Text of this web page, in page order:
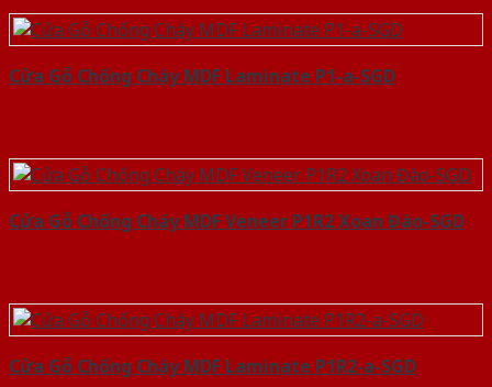
Cửa Gỗ Chống Cháy MDF Laminate P1-a-SGD
Cửa Gỗ Chống Cháy MDF Veneer P1R2 Xoan Đào-SGD
Cửa Gỗ Chống Cháy MDF Laminate P1R2-a-SGD